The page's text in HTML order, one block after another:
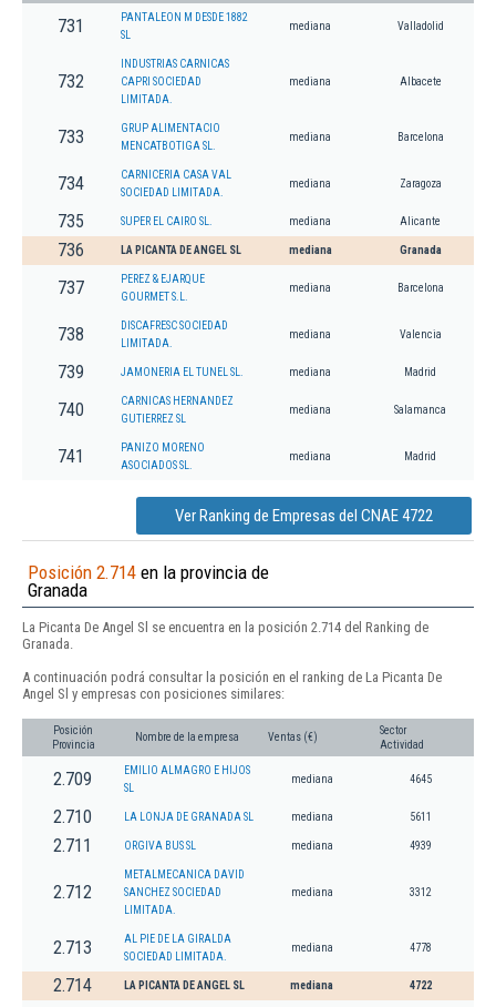
731
PANTALEON M DESDE 1882
SL
mediana Valladolid
732
INDUSTRIAS CARNICAS
CAPRI SOCIEDAD
LIMITADA.
mediana Albacete
733
GRUP ALIMENTACIO
MENCATBOTIGA SL.
mediana Barcelona
734
CARNICERIA CASA VAL
SOCIEDAD LIMITADA.
mediana Zaragoza
735 SUPER EL CAIRO SL. mediana Alicante
736 LA PICANTA DE ANGEL SL mediana Granada
737
PEREZ & EJARQUE
GOURMET S.L.
mediana Barcelona
738
DISCAFRESC SOCIEDAD
LIMITADA.
mediana Valencia
739 JAMONERIA EL TUNEL SL. mediana Madrid
740
CARNICAS HERNANDEZ
GUTIERREZ SL
mediana Salamanca
741
PANIZO MORENO
ASOCIADOS SL.
mediana Madrid
Ver Ranking de Empresas del CNAE 4722
Posición 2.714 en la provincia de
Granada
La Picanta De Angel Sl se encuentra en la posición 2.714 del Ranking de
Granada.
A continuación podrá consultar la posición en el ranking de La Picanta De
Angel Sl y empresas con posiciones similares:
Posición
Provincia
Nombre de la empresa Ventas (€)
Sector
Actividad
2.709
EMILIO ALMAGRO E HIJOS
SL
mediana 4645
2.710 LA LONJA DE GRANADA SL mediana 5611
2.711 ORGIVA BUS SL mediana 4939
2.712
METALMECANICA DAVID
SANCHEZ SOCIEDAD
LIMITADA.
mediana 3312
2.713
AL PIE DE LA GIRALDA
SOCIEDAD LIMITADA.
mediana 4778
2.714 LA PICANTA DE ANGEL SL mediana 4722